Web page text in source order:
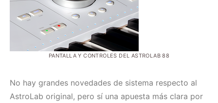
PANTALLA Y CONTROLES DEL ASTROLAB 88
No hay grandes novedades de sistema respecto al
AstroLab original, pero sí una apuesta más clara por